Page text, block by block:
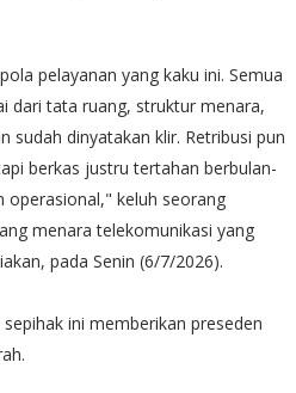
pelayanan yang kaku ini. Semua
dari tata ruang, struktur menara,
sudah dinyatakan klir. Retribusi pun
berkas justru tertahan berbulan-
operasional," keluh seorang
menara telekomunikasi yang
pada Senin (6/7/2026).
ini memberikan preseden